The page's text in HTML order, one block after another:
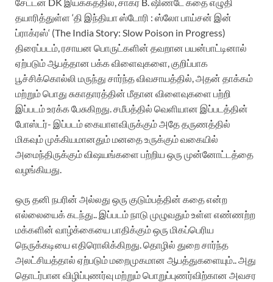
தயாரித்துள்ள ‘தி இந்தியா ஸ்டோரி : ஸ்லோ பாய்சன் இன்
ப்ராக்ரஸ்‘ (The India Story: Slow Poison in Progress)
திரைப்படம், ரசாயன பொருட்களின் தவறான பயன்பாட்டினால்
ஏற்படும் ஆபத்தான பக்க விளைவுகளை, குறிப்பாக
பூச்சிக்கொல்லி மருந்து சார்ந்த விவசாயத்தில், அதன் தாக்கம்
மற்றும் பொது சுகாதாரத்தின் மீதான விளைவுகளை பற்றி
இப்படம் உரக்க பேசுகிறது. சமீபத்தில் வெளியான இப்படத்தின்
போஸ்டர்- இப்படம் கையாளவிருக்கும் அதே தருணத்தில்
மிகவும் முக்கியமானதும் மனதை உருக்கும் வகையில்
அமைந்திருக்கும் விஷயங்களை பற்றிய ஒரு முன்னோட்டத்தை
வழங்கியது.
ஒரு தனி நபரின் அல்லது ஒரு குடும்பத்தின் கதை என்ற
எல்லையைக் கடந்து.. இப்படம் நாடு முழுவதும் உள்ள எண்ணற்ற
மக்களின் வாழ்க்கையை பாதிக்கும் ஒரு மிகப்பெரிய
நெருக்கடியை எதிரொலிக்கிறது. தொழில் துறை சார்ந்த
அலட்சியத்தால் ஏற்படும் மறைமுகமான ஆபத்துகளையும்.. அது
தொடர்பான விழிப்புணர்வு மற்றும் பொறுப்புணர்விற்கான அவசர